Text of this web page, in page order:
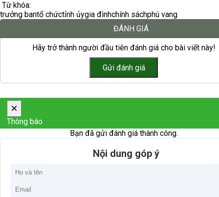
Từ khóa:
trưởng bantổ chứctỉnh ủygia đìnhchính sáchphú vang
ĐÁNH GIÁ
Hãy trở thành người đầu tiên đánh giá cho bài viết này!
×
Thông báo
Bạn đã gửi đánh giá thành công.
Nội dung góp ý